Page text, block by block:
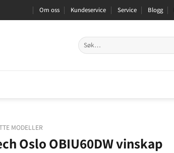
Om oss Kundeservice Service Blogg
Søk
etter:
MODELLER
Oslo OBIU60DW vinskap